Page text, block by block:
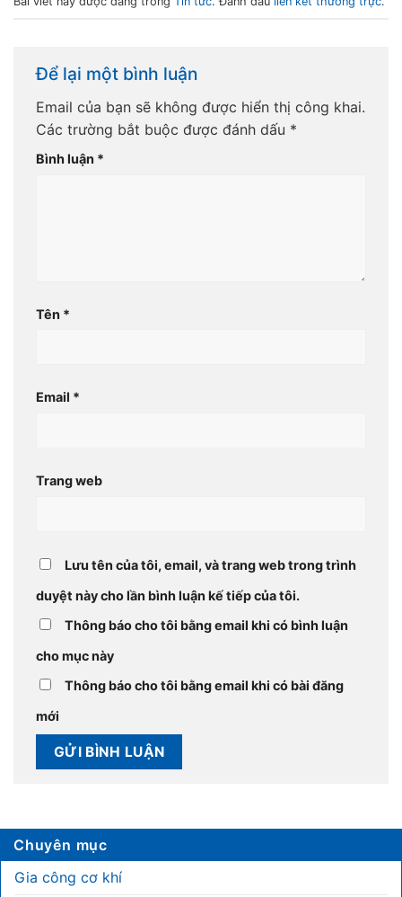
Để lại một bình luận
Email của bạn sẽ không được hiển thị công khai.
Các trường bắt buộc được đánh dấu *
Bình luận *
Tên *
Email *
Trang web
Lưu tên của tôi, email, và trang web trong trình
duyệt này cho lần bình luận kế tiếp của tôi.
Thông báo cho tôi bằng email khi có bình luận
cho mục này
Thông báo cho tôi bằng email khi có bài đăng
mới
Chuyên mục
Gia công cơ khí